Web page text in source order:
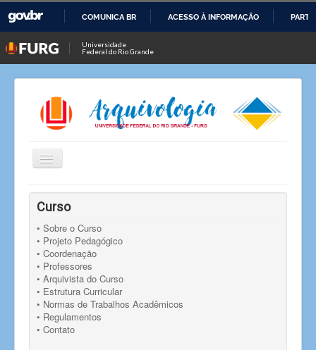
O
CONTEÚDO
COMUNICA BR ACESSO À INFORMAÇÃO
Universidade
Federal do Rio Grande
Alternar
Navegação
Você está aqui:
Oportunidades
Curso
• Sobre o Curso
• Projeto Pedagógico
• Coordenação
• Professores
• Arquivista do Curso
• Estrutura Curricular
• Normas de Trabalhos Acadêmicos
• Regulamentos
• Contato